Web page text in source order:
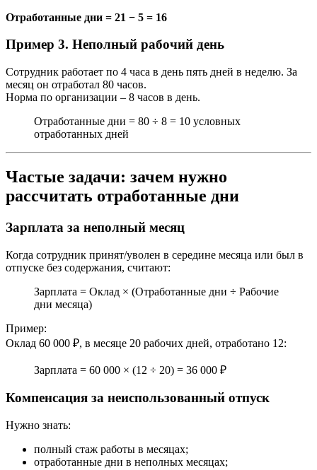
Отработанные дни = 21 − 5 = 16
Пример 3. Неполный рабочий день
Сотрудник работает по 4 часа в день пять дней в неделю. За
месяц он отработал 80 часов.
Норма по организации – 8 часов в день.
Отработанные дни = 80 ÷ 8 = 10 условных
отработанных дней
Частые задачи: зачем нужно
рассчитать отработанные дни
Зарплата за неполный месяц
Когда сотрудник принят/уволен в середине месяца или был в
отпуске без содержания, считают:
Зарплата = Оклад × (Отработанные дни ÷ Рабочие
дни месяца)
Пример:
Оклад 60 000 ₽, в месяце 20 рабочих дней, отработано 12:
Зарплата = 60 000 × (12 ÷ 20) = 36 000 ₽
Компенсация за неиспользованный отпуск
Нужно знать:
полный стаж работы в месяцах;
отработанные дни в неполных месяцах;